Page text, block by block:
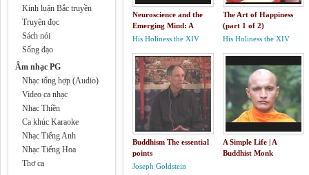
Kinh luận Bắc truyền
Truyện đọc
Sách nói
Sống đạo
Âm nhạc PG
Nhạc tổng hợp (Audio)
Video ca nhạc
Nhạc Thiền
Ca khúc Karaoke
Nhạc Tiếng Anh
Nhạc Tiếng Hoa
Thơ ca
Neuroscience and the
Emerging Mind: A
Conversation with the
His Holiness the XIV
The Art of Happiness
(part 1 of 2)
His Holiness the XIV
Buddhism The essential
points
Joseph Goldstein
A Simple Life | A
Buddhist Monk